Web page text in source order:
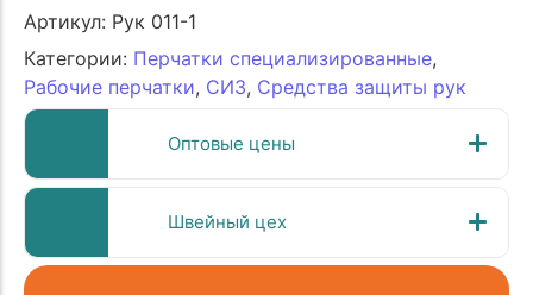
Артикул: Рук 011-1
Категории: Перчатки специализированные,
Рабочие перчатки, СИЗ, Средства защиты рук
Оптовые цены
Швейный цех